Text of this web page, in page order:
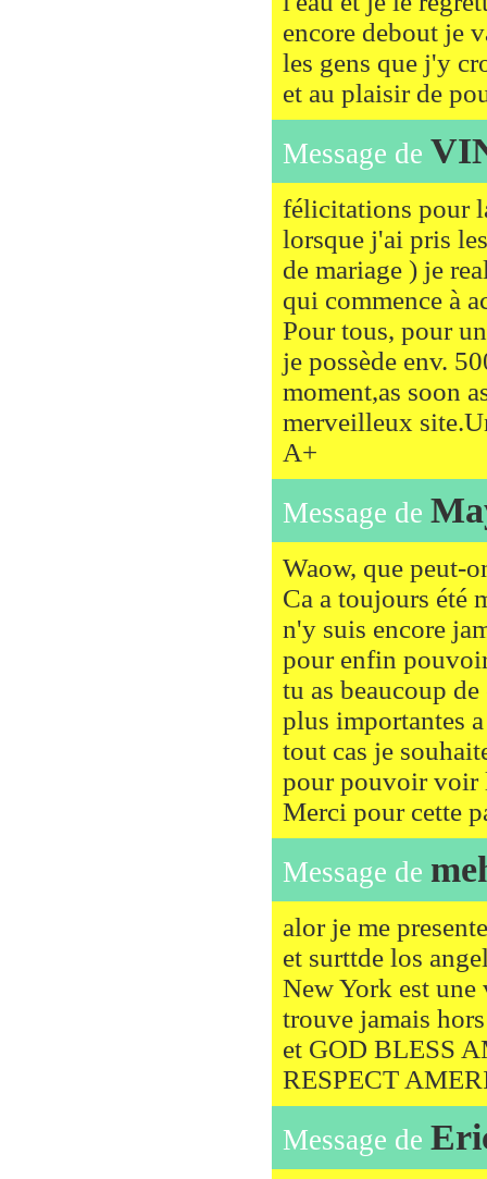
encore debout je
les gens que j'y
et au plaisir de
Message de
félicitations pour
lorsque j'ai pris
de mariage ) je
qui commence à
Pour tous, pour
je possède env.
moment,as soon
merveilleux
A+
Message de
Waow, que peut-
Ca a toujours été
n'y suis encore
pour enfin
tu as beaucoup
plus importantes
tout cas je
pour pouvoir voir
Merci pour cette
Message de
alor je me
et surttde los
New York est
trouve jamais
et GOD BLESS
RESPECT
Message de